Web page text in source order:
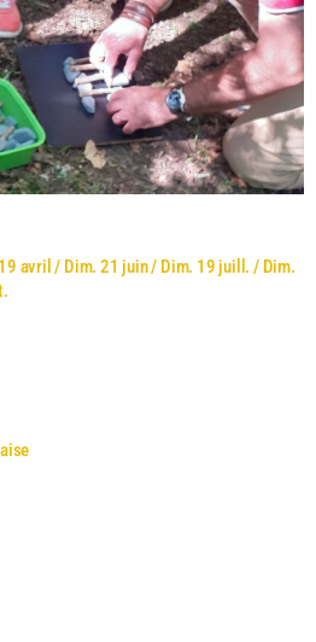
avril / Dim. 21 juin / Dim. 19 juill. / Dim.